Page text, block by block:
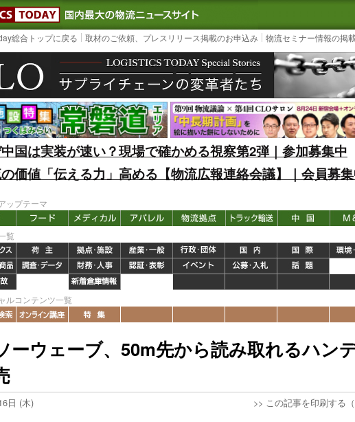
LOGISTICS TODAY｜国内最大の物流ニュースサイト
3PL, SCMなど国
総合トップに戻る 取材のご依頼、プレスリリース掲載のお申込み 物流セミナー情報の掲
国は実装が速い？現場で確かめる視察第2弾｜参加募集中
価値「伝える力」高める【物流広報連絡会議】｜会員募
ップテーマ
覧
ルコンテンツ一覧
ーウェーブ、50m先から読み取れるハン
日 (木) >> この記事を印刷する（